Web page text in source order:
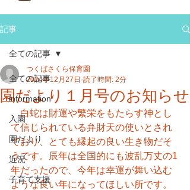
記事
全ての記事
information
入園
園だより
近況
子育て支援
全ての記事
園だより１月号のお知らせ
つくばさくら保育園
2024年12月27日 読了時間: 2分
白蛇は財運や繁栄をもたらす神とし
て信じられている弁財天の使いとされ
ており、とても縁起の良い生き物だそ
うです。辰年は全国的にも波乱万丈の1
年だったので、今年は幸運が舞い込む
ような良い年になってほしい所です。